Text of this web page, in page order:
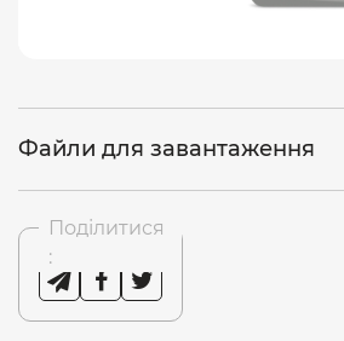
Файли для завантаження
Поділитися
: